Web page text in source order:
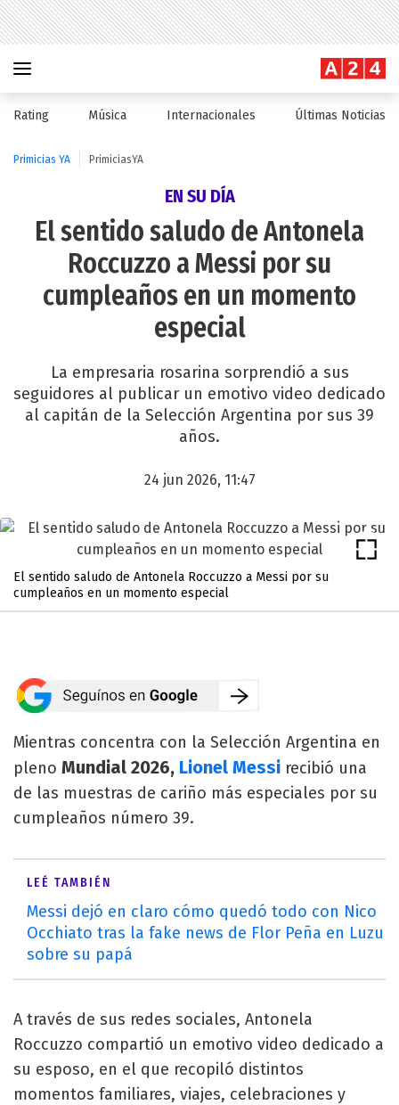
Rating Música Internacionales Últimas Noticias
Primicias YA PrimiciasYA
EN SU DÍA
El sentido saludo de Antonela
Roccuzzo a Messi por su
cumpleaños en un momento
especial
La empresaria rosarina sorprendió a sus
seguidores al publicar un emotivo video dedicado
al capitán de la Selección Argentina por sus 39
años.
24 jun 2026, 11:47
El sentido saludo de Antonela Roccuzzo a Messi por su
cumpleaños en un momento especial
Mientras concentra con la Selección Argentina en
pleno Mundial 2026, Lionel Messi recibió una
de las muestras de cariño más especiales por su
cumpleaños número 39.
LEÉ TAMBIÉN
Messi dejó en claro cómo quedó todo con Nico
Occhiato tras la fake news de Flor Peña en Luzu
sobre su papá
A través de sus redes sociales, Antonela
Roccuzzo compartió un emotivo video dedicado a
su esposo, en el que recopiló distintos
momentos familiares, viajes, celebraciones y